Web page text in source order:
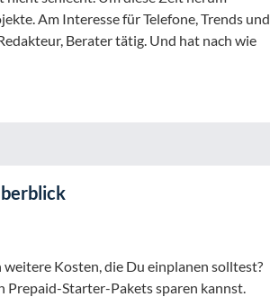
Am Interesse für Telefone, Trends und
Berater tätig. Und hat nach wie
Kosten, die Du einplanen solltest?
Prepaid-Starter-Pakets sparen kannst.